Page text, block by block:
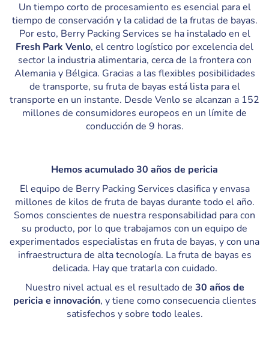
Un tiempo corto de procesamiento es esencial para el
tiempo de conservación y la calidad de la frutas de bayas.
Por esto, Berry Packing Services se ha instalado en el
Fresh Park Venlo, el centro logístico por excelencia del
sector la industria alimentaria, cerca de la frontera con
Alemania y Bélgica. Gracias a las flexibles posibilidades
de transporte, su fruta de bayas está lista para el
transporte en un instante. Desde Venlo se alcanzan a 152
millones de consumidores europeos en un límite de
conducción de 9 horas.
Hemos acumulado 30 años de pericia
El equipo de Berry Packing Services clasifica y envasa
millones de kilos de fruta de bayas durante todo el año.
Somos conscientes de nuestra responsabilidad para con
su producto, por lo que trabajamos con un equipo de
experimentados especialistas en fruta de bayas, y con una
infraestructura de alta tecnología. La fruta de bayas es
delicada. Hay que tratarla con cuidado.
Nuestro nivel actual es el resultado de 30 años de
pericia e innovación, y tiene como consecuencia clientes
satisfechos y sobre todo leales.